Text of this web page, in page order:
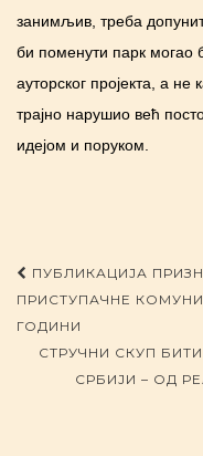
занимљив, треба
би поменути парк могао
ауторског пројекта, а не
трајно нарушио већ
идејом и поруком.
Post
ПУБЛИКАЦИЈА
ПРИСТУПАЧНЕ
ГОДИНИ
СТРУЧНИ СКУП
СРБИЈИ – ОД